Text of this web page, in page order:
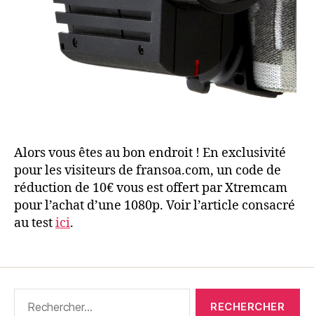
Alors vous êtes au bon endroit ! En exclusivité
pour les visiteurs de fransoa.com, un code de
réduction de 10€ vous est offert par Xtremcam
pour l’achat d’une 1080p. Voir l’article consacré
au testici.